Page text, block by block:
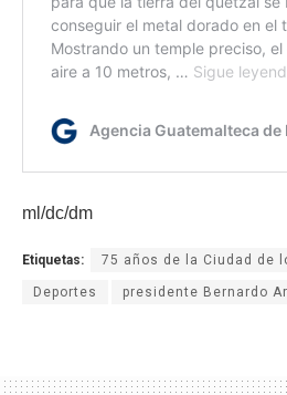
ml/dc/dm
Etiquetas: 75 años de la Ciudad de
Deportes presidente Bernardo